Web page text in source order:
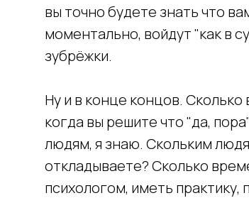
вы точно будете знать что
моментально, войдут "как в
зубрёжки.
Ну и в конце концов.
когда вы решите что "да,
людям, я знаю. Скольким
откладываете? Сколько
психологом, иметь